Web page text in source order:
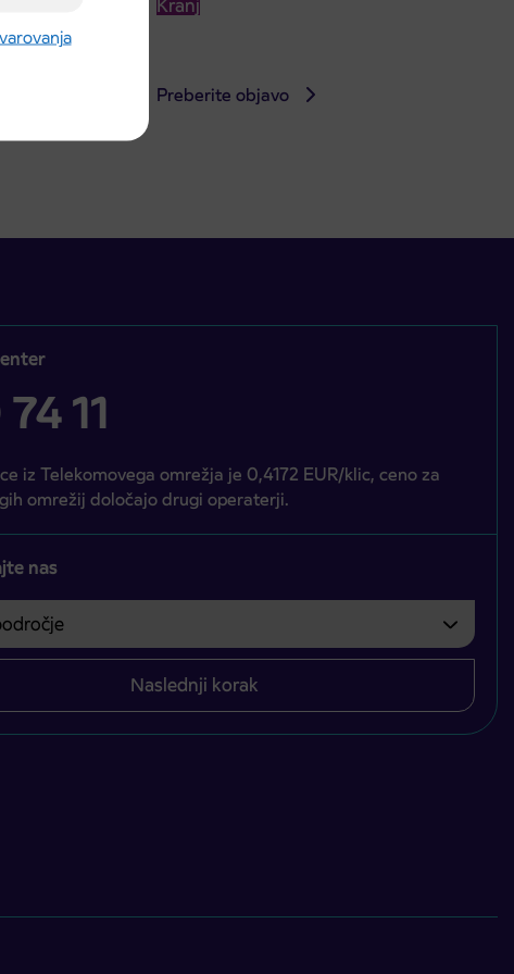
Kranj
Preberite objavo
11
iz Telekomovega omrežja je 0,4172 EUR/klic, ceno za
omrežij določajo drugi operaterji.
nas
obvezno izbrati.
Naslednji korak